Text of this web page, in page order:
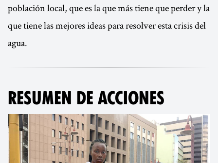
población local, que es la que más tiene que perder y la
que tiene las mejores ideas para resolver esta crisis del
agua.
RESUMEN DE ACCIONES